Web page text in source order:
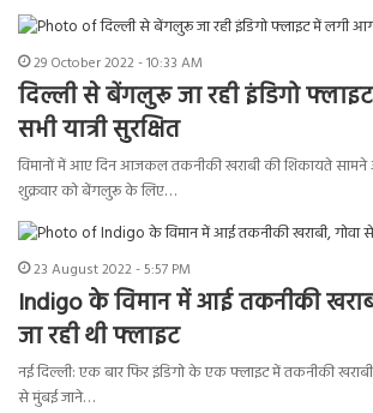
29 October 2022 - 10:33 AM
दिल्ली से बेंगलुरू जा रही इंडिगो
सभी यात्री सुरक्षित
विमानों में आए दिन आजकल तकनीकी खराबी की शिकायते
शुक्रवार को बेंगलुरू के लिए…
23 August 2022 - 5:57 PM
Indigo के विमान में आई तकनीकी
जा रही थी फ्लाइट
नई दिल्ली: एक बार फिर इंडिगो के एक फ्लाइट में तकनीकी खराबी
से मुंबई जाने…